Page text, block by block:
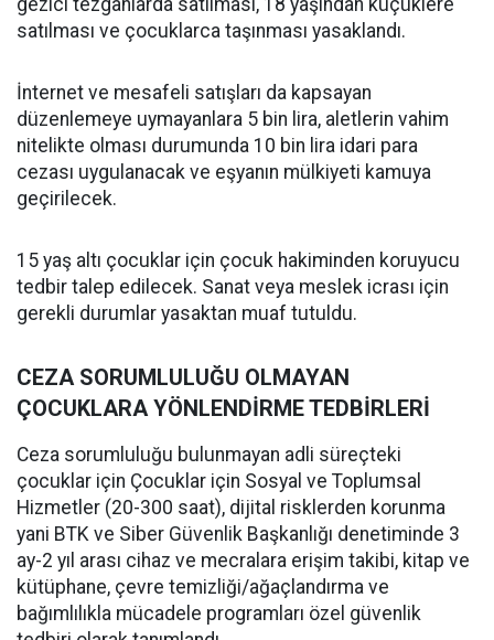
gezici tezgâhlarda satılması, 18 yaşından küçüklere
satılması ve çocuklarca taşınması yasaklandı.
İnternet ve mesafeli satışları da kapsayan
düzenlemeye uymayanlara 5 bin lira, aletlerin vahim
nitelikte olması durumunda 10 bin lira idari para
cezası uygulanacak ve eşyanın mülkiyeti kamuya
geçirilecek.
15 yaş altı çocuklar için çocuk hakiminden koruyucu
tedbir talep edilecek. Sanat veya meslek icrası için
gerekli durumlar yasaktan muaf tutuldu.
CEZA SORUMLULUĞU OLMAYAN
ÇOCUKLARA YÖNLENDİRME TEDBİRLERİ
Ceza sorumluluğu bulunmayan adli süreçteki
çocuklar için Çocuklar için Sosyal ve Toplumsal
Hizmetler (20-300 saat), dijital risklerden korunma
yani BTK ve Siber Güvenlik Başkanlığı denetiminde 3
ay-2 yıl arası cihaz ve mecralara erişim takibi, kitap ve
kütüphane, çevre temizliği/ağaçlandırma ve
bağımlılıkla mücadele programları özel güvenlik